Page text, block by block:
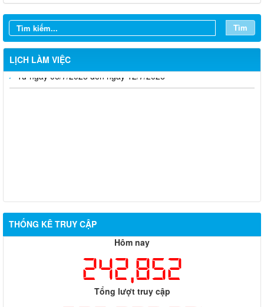
Tìm
LỊCH LÀM VIỆC
Từ ngày 03/8/2026 đến ngày 09/8/2026
THỐNG KÊ TRUY CẬP
Hôm nay
242,852
Tổng lượt truy cập